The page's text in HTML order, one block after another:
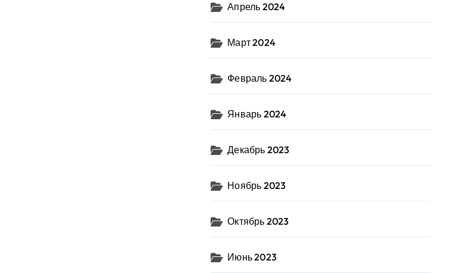
Апрель 2024
Март 2024
Февраль 2024
Январь 2024
Декабрь 2023
Ноябрь 2023
Октябрь 2023
Июнь 2023